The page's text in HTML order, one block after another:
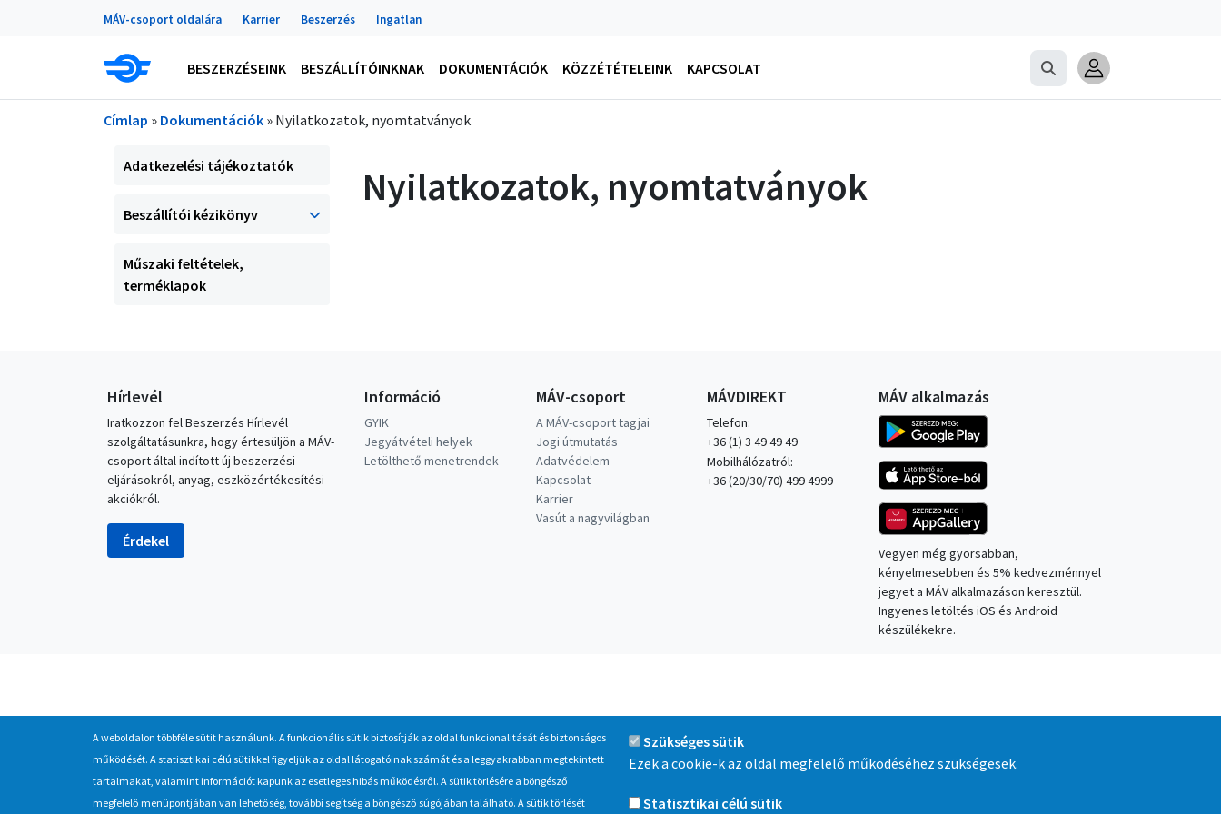
Ugrás a tartalomraPortálok
MÁV-csoport oldalára Karrier Beszerzés Ingatlan
Main navigation
BESZERZÉSEINK BESZÁLLÍTÓINKNAK DOKUMENTÁCIÓK KÖZZÉTÉTELEINK KAPCSOLAT
Morzsa
Címlap Dokumentációk Nyilatkozatok, nyomtatványok
Adatkezelési tájékoztatók
Beszállítói kézikönyv
Műszaki feltételek,
terméklapok
Nyilatkozatok, nyomtatványok
Hírlevél
Iratkozzon fel Beszerzés Hírlevél
szolgáltatásunkra, hogy értesüljön a MÁV-
csoport által indított új beszerzési
eljárásokról, anyag, eszközértékesítési
akciókról.
Érdekel
Információ
GYIK
Jegyátvételi helyek
Letölthető menetrendek
MÁV-csoport
A MÁV-csoport tagjai
Jogi útmutatás
Adatvédelem
Kapcsolat
Karrier
Vasút a nagyvilágban
MÁVDIREKT
Telefon:
+36 (1) 3 49 49 49
Mobilhálózatról:
+36 (20/30/70) 499 4999
MÁV alkalmazás
Kép
Kép
Kép
Vegyen még gyorsabban,
kényelmesebben és 5% kedvezménnyel
jegyet a MÁV alkalmazáson keresztül.
Ingyenes letöltés iOS és Android
készülékekre.
A weboldalon többféle sütit használunk. A funkcionális sütik biztosítják az oldal funkcionalitását és biztonságos
működését. A statisztikai célú sütikkel figyeljük az oldal látogatóinak számát és a leggyakrabban megtekintett
tartalmakat, valamint információt kapunk az esetleges hibás működésről. A sütik törlésére a böngésző
megfelelő menüpontjában van lehetőség, további segítség a böngésző súgójában található. A sütik törlését
Szükséges sütik
Ezek a cookie-k az oldal megfelelő működéséhez szükségesek.
Statisztikai célú sütik